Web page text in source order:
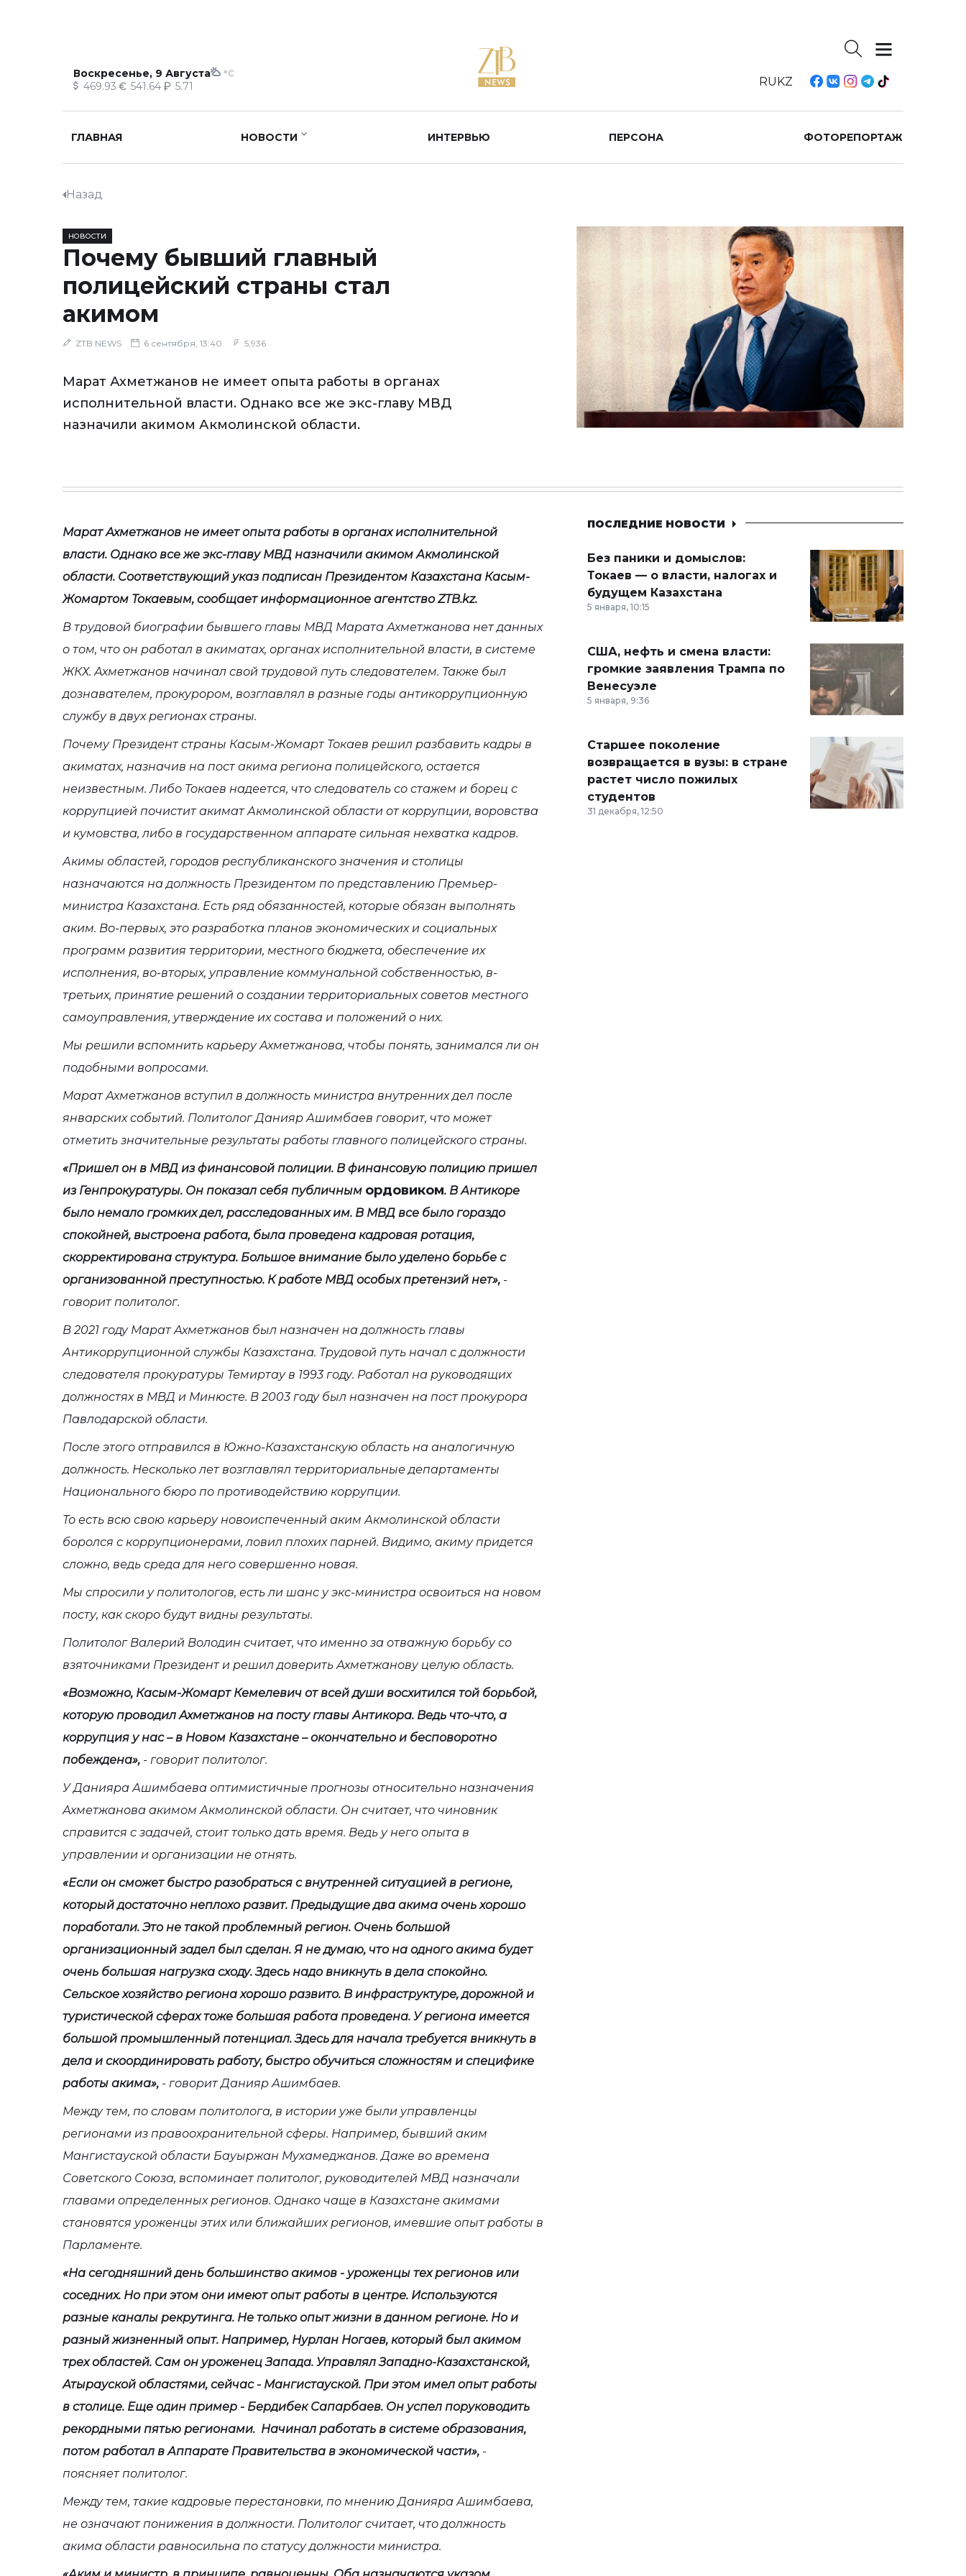
Воскресенье, 9 Августа °C
469.93 541.64 5.71 RUKZ
ГЛАВНАЯ НОВОСТИ ИНТЕРВЬЮ ПЕРСОНА ФОТОРЕПОРТАЖ
Назад
НОВОСТИ
Почему бывший главный
полицейский страны стал
акимом
ZTB NEWS 6 сентября, 13:40 5,936
Марат Ахметжанов не имеет опыта работы в органах
исполнительной власти. Однако все же экс-главу МВД
назначили акимом Акмолинской области.
Марат Ахметжанов не имеет опыта работы в органах исполнительной
власти. Однако все же экс-главу МВД назначили акимом Акмолинской
области. Соответствующий указ подписан Президентом Казахстана Касым-
Жомартом Токаевым, сообщает информационное агентство ZTB.kz.
В трудовой биографии бывшего главы МВД Марата Ахметжанова нет данных
о том, что он работал в акиматах, органах исполнительной власти, в системе
ЖКХ. Ахметжанов начинал свой трудовой путь следователем. Также был
дознавателем, прокурором, возглавлял в разные годы антикоррупционную
службу в двух регионах страны.
Почему Президент страны Касым-Жомарт Токаев решил разбавить кадры в
акиматах, назначив на пост акима региона полицейского, остается
неизвестным. Либо Токаев надеется, что следователь со стажем и борец с
коррупцией почистит акимат Акмолинской области от коррупции, воровства
и кумовства, либо в государственном аппарате сильная нехватка кадров.
Акимы областей, городов республиканского значения и столицы
назначаются на должность Президентом по представлению Премьер-
министра Казахстана. Есть ряд обязанностей, которые обязан выполнять
аким. Во-первых, это разработка планов экономических и социальных
программ развития территории, местного бюджета, обеспечение их
исполнения, во-вторых, управление коммунальной собственностью, в-
третьих, принятие решений о создании территориальных советов местного
самоуправления, утверждение их состава и положений о них.
Мы решили вспомнить карьеру Ахметжанова, чтобы понять, занимался ли он
подобными вопросами.
Марат Ахметжанов вступил в должность министра внутренних дел после
январских событий. Политолог Данияр Ашимбаев говорит, что может
отметить значительные результаты работы главного полицейского страны.
«Пришел он в МВД из финансовой полиции. В финансовую полицию пришел
из Генпрокуратуры. Он показал себя публичным ордовиком. В Антикоре
было немало громких дел, расследованных им. В МВД все было гораздо
спокойней, выстроена работа, была проведена кадровая ротация,
скорректирована структура. Большое внимание было уделено борьбе с
организованной преступностью. К работе МВД особых претензий нет», -
говорит политолог.
В 2021 году Марат Ахметжанов был назначен на должность главы
Антикоррупционной службы Казахстана. Трудовой путь начал с должности
следователя прокуратуры Темиртау в 1993 году. Работал на руководящих
должностях в МВД и Минюсте. В 2003 году был назначен на пост прокурора
Павлодарской области.
После этого отправился в Южно-Казахстанскую область на аналогичную
должность. Несколько лет возглавлял территориальные департаменты
Национального бюро по противодействию коррупции.
То есть всю свою карьеру новоиспеченный аким Акмолинской области
боролся с коррупционерами, ловил плохих парней. Видимо, акиму придется
сложно, ведь среда для него совершенно новая.
Мы спросили у политологов, есть ли шанс у экс-министра освоиться на новом
посту, как скоро будут видны результаты.
Политолог Валерий Володин считает, что именно за отважную борьбу со
взяточниками Президент и решил доверить Ахметжанову целую область.
«Возможно, Касым-Жомарт Кемелевич от всей души восхитился той борьбой,
которую проводил Ахметжанов на посту главы Антикора. Ведь что-что, а
коррупция у нас – в Новом Казахстане – окончательно и бесповоротно
побеждена», - говорит политолог.
У Данияра Ашимбаева оптимистичные прогнозы относительно назначения
Ахметжанова акимом Акмолинской области. Он считает, что чиновник
справится с задачей, стоит только дать время. Ведь у него опыта в
управлении и организации не отнять.
«Если он сможет быстро разобраться с внутренней ситуацией в регионе,
который достаточно неплохо развит. Предыдущие два акима очень хорошо
поработали. Это не такой проблемный регион. Очень большой
организационный задел был сделан. Я не думаю, что на одного акима будет
очень большая нагрузка сходу. Здесь надо вникнуть в дела спокойно.
Сельское хозяйство региона хорошо развито. В инфраструктуре, дорожной и
туристической сферах тоже большая работа проведена. У региона имеется
большой промышленный потенциал. Здесь для начала требуется вникнуть в
дела и скоординировать работу, быстро обучиться сложностям и специфике
работы акима», - говорит Данияр Ашимбаев.
Между тем, по словам политолога, в истории уже были управленцы
регионами из правоохранительной сферы. Например, бывший аким
Мангистауской области Бауыржан Мухамеджанов. Даже во времена
Советского Союза, вспоминает политолог, руководителей МВД назначали
главами определенных регионов. Однако чаще в Казахстане акимами
становятся уроженцы этих или ближайших регионов, имевшие опыт работы в
Парламенте.
«На сегодняшний день большинство акимов - уроженцы тех регионов или
соседних. Но при этом они имеют опыт работы в центре. Используются
разные каналы рекрутинга. Не только опыт жизни в данном регионе. Но и
разный жизненный опыт. Например, Нурлан Ногаев, который был акимом
трех областей. Сам он уроженец Запада. Управлял Западно-Казахстанской,
Атырауской областями, сейчас - Мангистауской. При этом имел опыт работы
в столице. Еще один пример - Бердибек Сапарбаев. Он успел поруководить
рекордными пятью регионами. Начинал работать в системе образования,
потом работал в Аппарате Правительства в экономической части», -
поясняет политолог.
Между тем, такие кадровые перестановки, по мнению Данияра Ашимбаева,
не означают понижения в должности. Политолог считает, что должность
акима области равносильна по статусу должности министра.
ПОСЛЕДНИЕ НОВОСТИ
Без паники и домыслов:
Токаев — о власти, налогах и
будущем Казахстана
5 января, 10:15
США, нефть и смена власти:
громкие заявления Трампа по
Венесуэле
5 января, 9:36
Старшее поколение
возвращается в вузы: в стране
растет число пожилых
студентов
31 декабря, 12:50